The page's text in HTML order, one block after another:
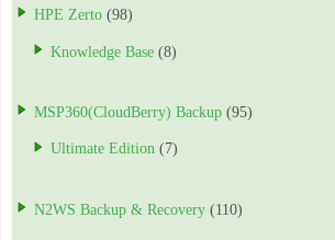
HPE Zerto (98)
Knowledge Base (8)
MSP360(CloudBerry) Backup (95)
Ultimate Edition (7)
N2WS Backup & Recovery (110)